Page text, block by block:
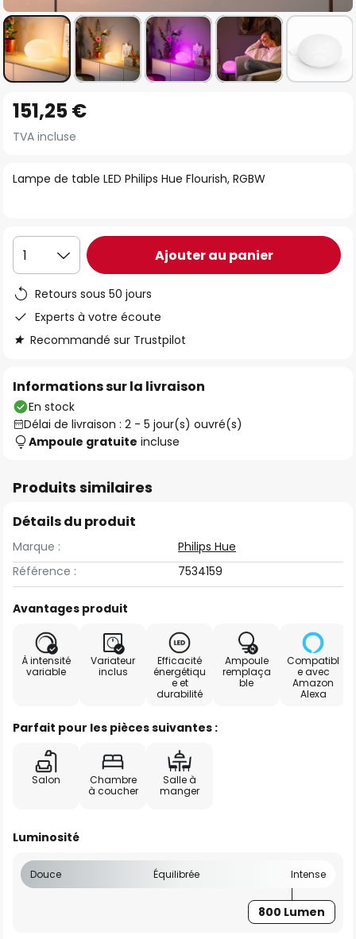
to
the
of
gallery
Lampe de table LED Philips Hue Flourish, RGBW
151,25 €
TVA incluse
1 Ajouter au panier
Retours sous 50 jours
Experts à votre écoute
Recommandé sur Trustpilot
Informations sur la livraison
En stock
Délai de livraison : 2 - 5 jour(s) ouvré(s)
Ampoule gratuite incluse
Produits similaires
Détails du produit
Marque :
Philips Hue
Référence :
7534159
Avantages produit
À intensité
variable
Variateur
inclus
Efficacité
énergétiqu
e et
durabilité
Ampoule
remplaça
ble
Compatibl
e avec
Amazon
Alexa
Parfait pour les pièces suivantes :
Salon
Chambre
à coucher
Salle à
manger
Luminosité
Douce Équilibrée Intense
800 Lumen